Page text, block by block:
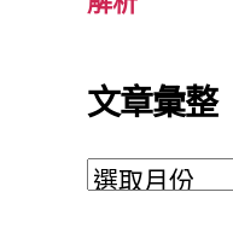
文章彙整
文